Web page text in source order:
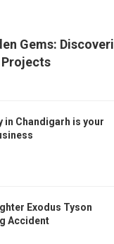
Gems:
Projects
in Chandigarh is your
Exodus Tyson
Accident